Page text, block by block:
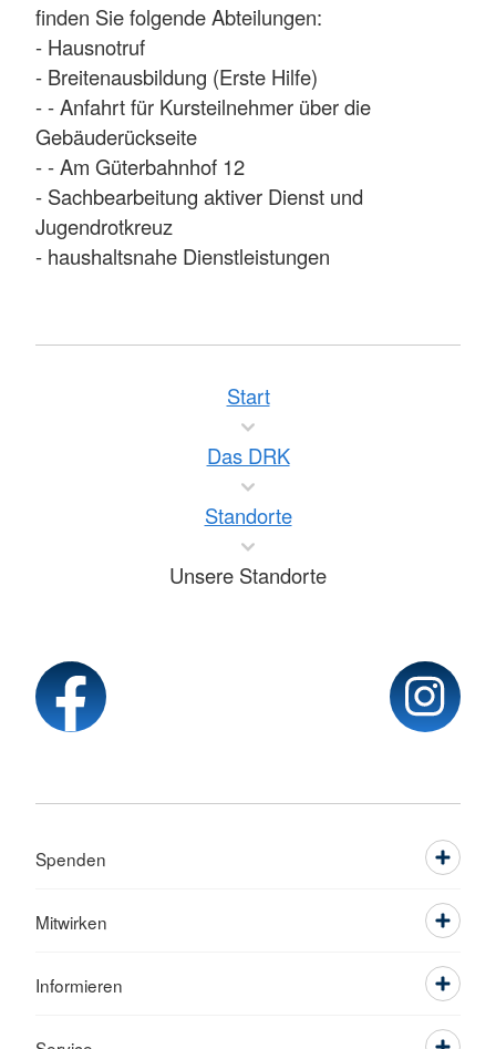
finden Sie folgende Abteilungen:
- Hausnotruf
- Breitenausbildung (Erste Hilfe)
- - Anfahrt für Kursteilnehmer über die
Gebäuderückseite
- - Am Güterbahnhof 12
- Sachbearbeitung aktiver Dienst und
Jugendrotkreuz
- haushaltsnahe Dienstleistungen
Start
Das DRK
Standorte
Unsere Standorte
Spenden
Mitwirken
Informieren